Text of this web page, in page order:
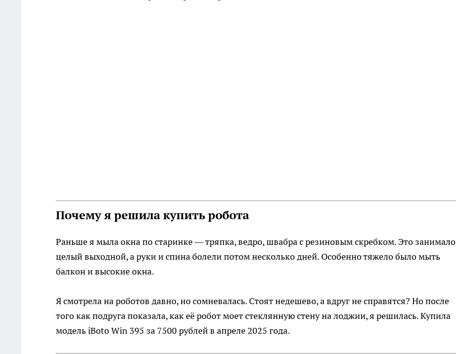
Почему я решила купить робота
Раньше я мыла окна по старинке — тряпка, ведро, швабра с резиновым скребком. Это занимало
целый выходной, а руки и спина болели потом несколько дней. Особенно тяжело было мыть
балкон и высокие окна.
Я смотрела на роботов давно, но сомневалась. Стоят недешево, а вдруг не справятся? Но после
того как подруга показала, как её робот моет стеклянную стену на лоджии, я решилась. Купила
модель iBoto Win 395 за 7500 рублей в апреле 2025 года.